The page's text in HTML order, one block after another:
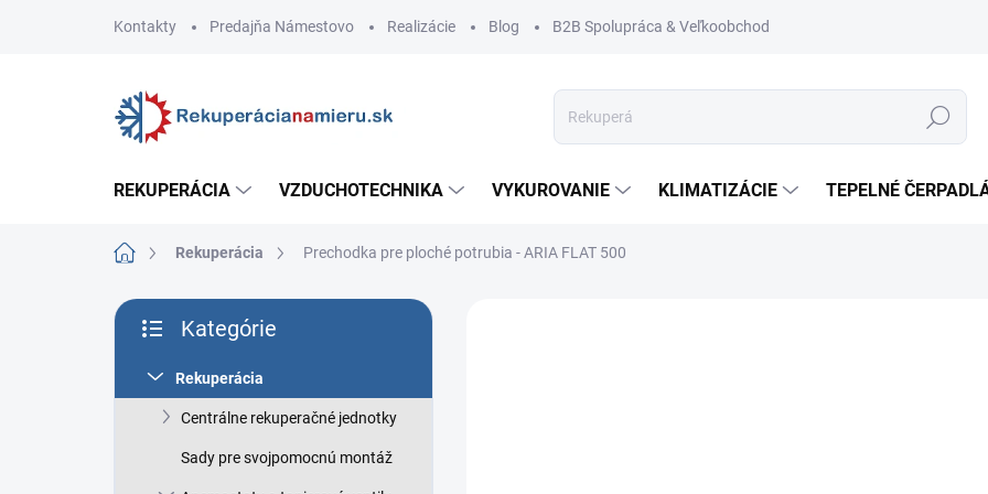
Kontakty Predajňa Námestovo Realizácie Blog B2B Spolupráca & Veľkoobchod
Hľadať
REKUPERÁCIA VZDUCHOTECHNIKA VYKUROVANIE KLIMATIZÁCIE TEPELNÉ
DomovRekuperácia Prechodka pre ploché potrubia - ARIA FLAT 500
B
ý
Kategórie
Rekuperácia
Centrálne rekuperačné jednotky
Sady pre svojpomocnú montáž